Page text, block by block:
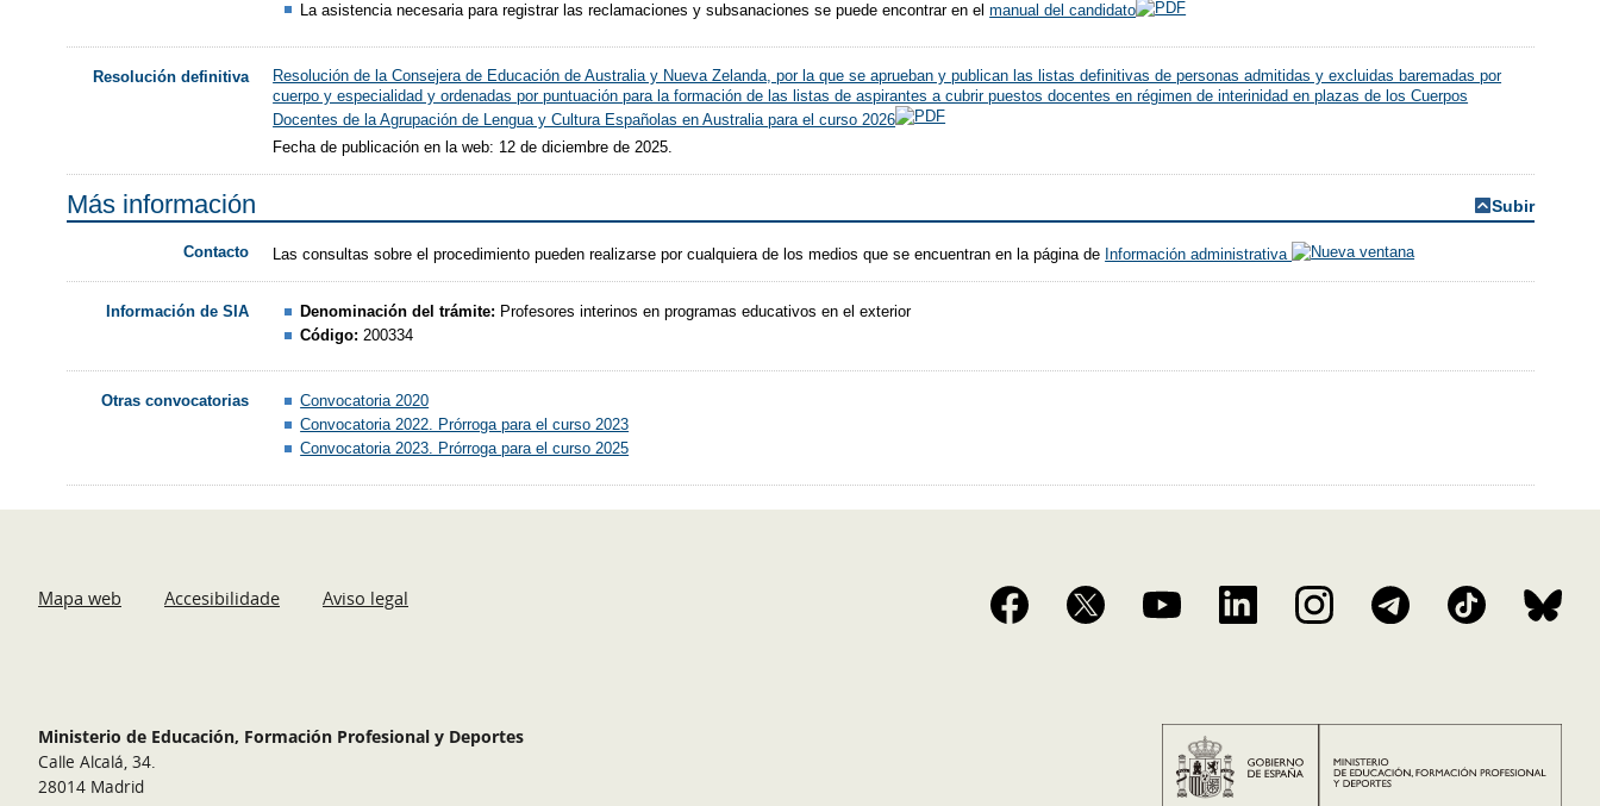
La asistencia necesaria para registrar las reclamaciones y subsanaciones se puede encontrar en elmanual del candidato
Resolución definitiva
Resolución de la Consejera de Educación de Australia y Nueva Zelanda, por la que se aprueban y publican las listas definitivas de personas admitidas y excluidas baremadas por
cuerpo y especialidad y ordenadas por puntuación para la formación de las listas de aspirantes a cubrir puestos docentes en régimen de interinidad en plazas de los Cuerpos
Docentes de la Agrupación de Lengua y Cultura Españolas en Australia para el curso 2026
Fecha de publicación en la web: 12 de diciembre de 2025.
Más información Subir
Contacto Las consultas sobre el procedimiento pueden realizarse por cualquiera de los medios que se encuentran en la página de Información administrativa
Información de SIA Denominación del trámite: Profesores interinos en programas educativos en el exterior
Código: 200334
Otras convocatorias
Convocatoria 2020
Convocatoria 2022. Prórroga para el curso 2023
Convocatoria 2023. Prórroga para el curso 2025
Mapa web Accesibilidade Aviso legal
Ministerio de Educación, Formación Profesional y Deportes
Calle Alcalá, 34.
28014 Madrid